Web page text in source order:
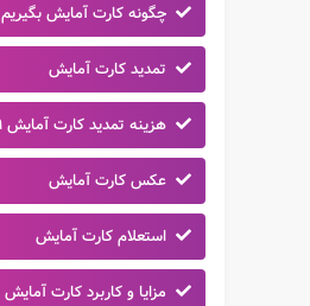
چگونه کارت آمایش بگیریم
تمدید کارت آمایش
هزینه تمدید کارت آمایش ۱۹
عکس کارت آمایش
استعلام کارت آمایش
مزایا و کاربرد کارت آمایش